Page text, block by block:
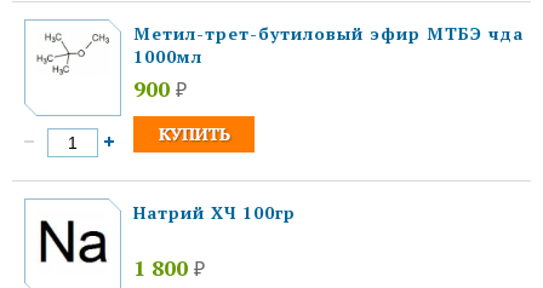
Метил-трет-бутиловый эфир МТБЭ чда
1000мл
900 ₽
Натрий ХЧ 100гр
1 800 ₽